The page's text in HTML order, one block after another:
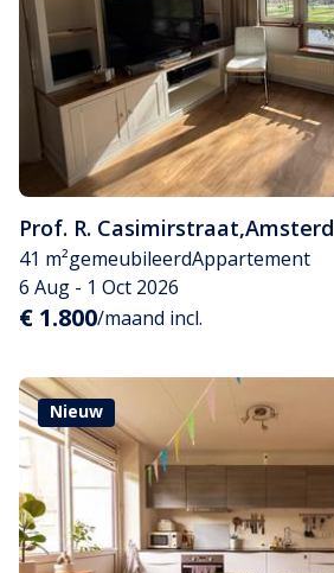
Prof. R. Casimirstraat,
41 m²gemeubileerdAppartement
6 Aug - 1 Oct 2026
€ 1.800/maand incl.
Nieuw